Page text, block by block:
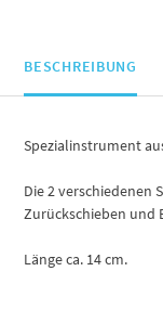
BESCHREIBUNG
Spezialinstrument
Die 2 verschiedenen
Zurückschieben und
Länge ca. 14 cm.